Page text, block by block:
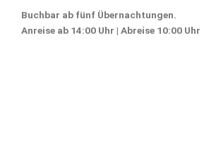
Buchbar ab fünf Übernachtungen.
Anreise ab 14:00 Uhr | Abreise 10:00 Uhr